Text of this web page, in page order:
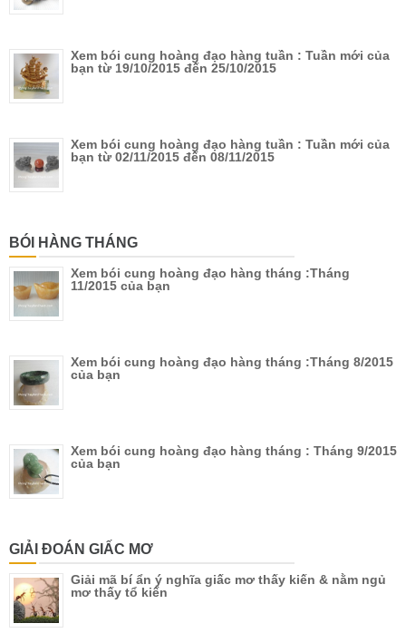
Xem bói cung hoàng đạo hàng tuần : Tuần mới của
bạn từ 19/10/2015 đến 25/10/2015
Xem bói cung hoàng đạo hàng tuần : Tuần mới của
bạn từ 02/11/2015 đến 08/11/2015
BÓI HÀNG THÁNG
Xem bói cung hoàng đạo hàng tháng :Tháng
11/2015 của bạn
Xem bói cung hoàng đạo hàng tháng :Tháng 8/2015
của bạn
Xem bói cung hoàng đạo hàng tháng : Tháng 9/2015
của bạn
GIẢI ĐOÁN GIẤC MƠ
Giải mã bí ẩn ý nghĩa giấc mơ thấy kiến & nằm ngủ
mơ thấy tổ kiến